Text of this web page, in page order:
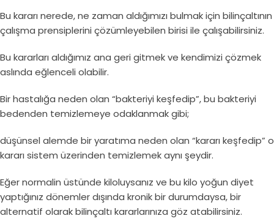
Bu kararı nerede, ne zaman aldığımızı bulmak için bilinçaltının
çalışma prensiplerini çözümleyebilen birisi ile çalışabilirsiniz.
Bu kararları aldığımız ana geri gitmek ve kendimizi çözmek
aslında eğlenceli olabilir.
Bir hastalığa neden olan “bakteriyi keşfedip”, bu bakteriyi
bedenden temizlemeye odaklanmak gibi;
düşünsel alemde bir yaratıma neden olan “kararı keşfedip” o
kararı sistem üzerinden temizlemek aynı şeydir.
Eğer normalin üstünde kiloluysanız ve bu kilo yoğun diyet
yaptığınız dönemler dışında kronik bir durumdaysa, bir
alternatif olarak bilinçaltı kararlarınıza göz atabilirsiniz.